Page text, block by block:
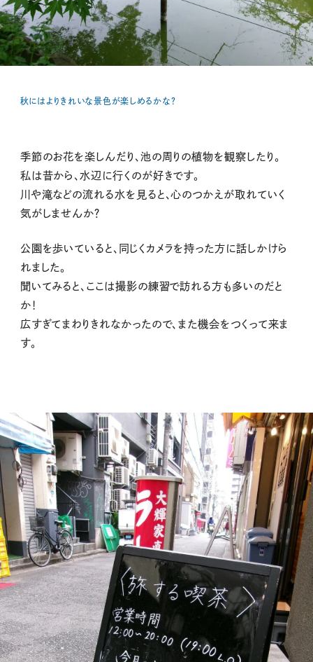
秋にはよりきれいな景色が楽しめるかな？
季節のお花を楽しんだり、池の周りの植物を観察したり。
私は昔から、水辺に行くのが好きです。
川や滝などの流れる水を見ると、心のつかえが取れていく
気がしませんか？
公園を歩いていると、同じくカメラを持った方に話しかけら
れました。
聞いてみると、ここは撮影の練習で訪れる方も多いのだと
か！
広すぎてまわりきれなかったので、また機会をつくって来ま
す。